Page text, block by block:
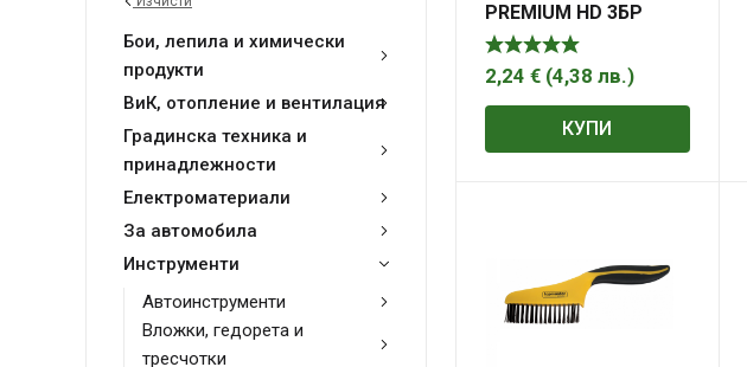
Бои, лепила и химически
продукти
ВиК, отопление и вентилация
Градинска техника и
принадлежности
Електроматериали
За автомобила
Инструменти
Автоинструменти
Вложки, гедорета и
тресчотки
PREMIUM HD 3БР
КОМПЛЕКТ
2,24 € (4,38 лв.)
КУПИ